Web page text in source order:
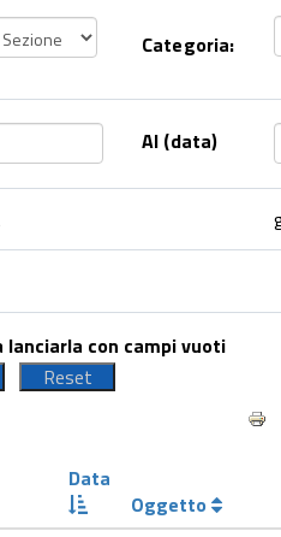
Categoria:
Al (data)
con campi vuoti
Data
Oggetto